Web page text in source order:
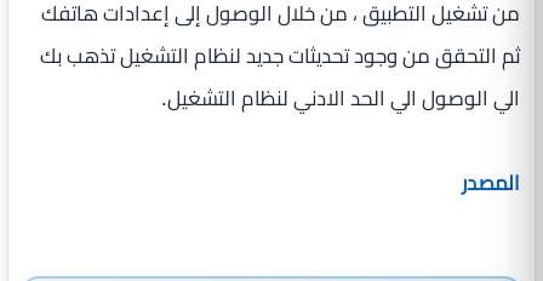
من تشغيل التطبيق ، من خلال الوصول إلى إعدادات هاتفك
ثم التحقق من وجود تحديثات جديد لنظام التشغيل تذهب بك
الي الوصول الي الحد الادني لنظام التشغيل.
المصدر